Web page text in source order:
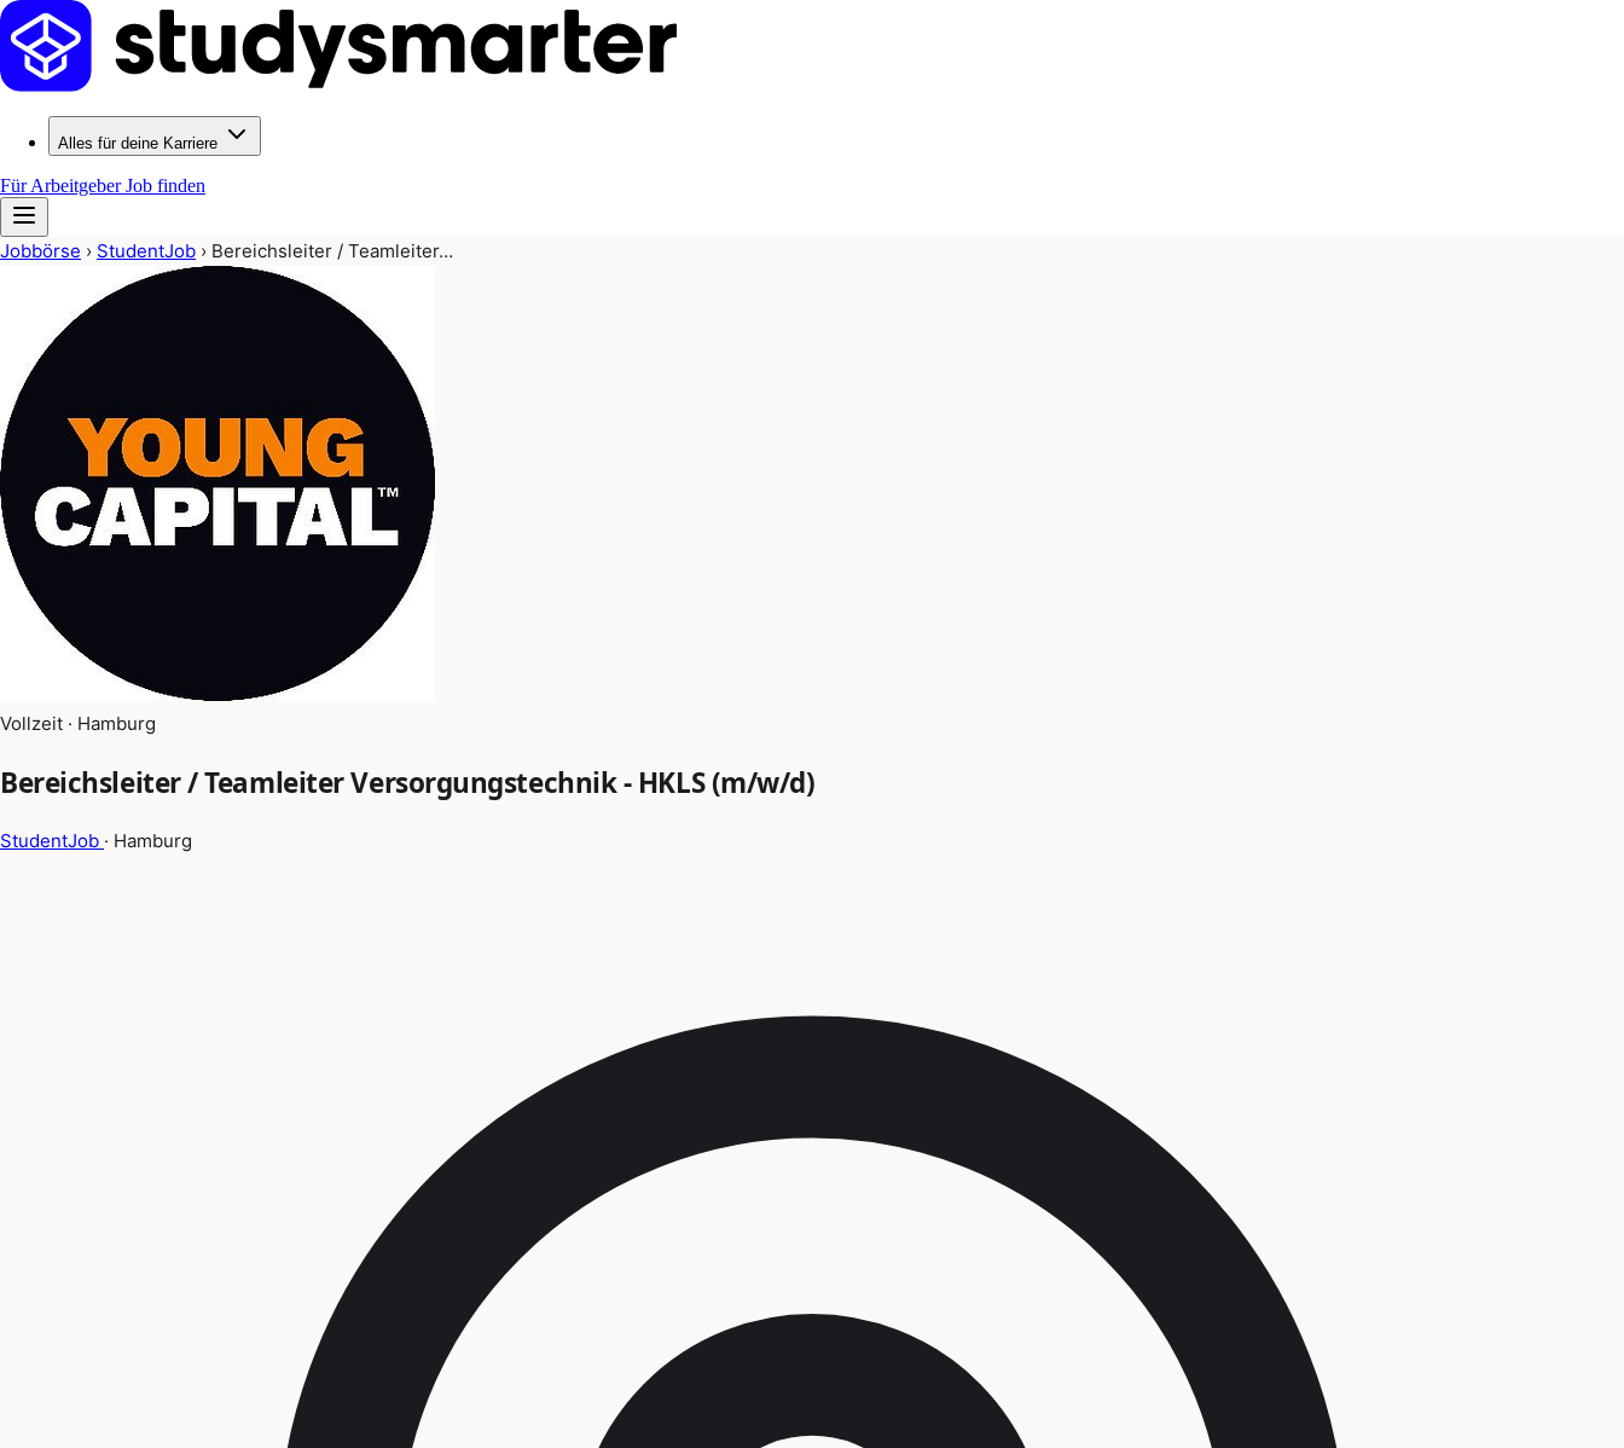
Alles für deine Karriere
Für ArbeitgeberJob finden
Jobbörse › StudentJob › Bereichsleiter / Teamleiter…
Vollzeit · Hamburg
Bereichsleiter / Teamleiter Versorgungstechnik - HKLS (m/w/d)
StudentJob · Hamburg